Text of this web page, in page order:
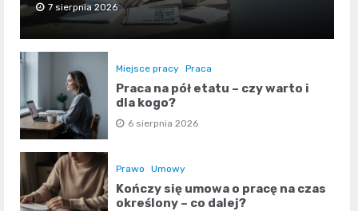
7 sierpnia 2026
Miejsce pracy Praca
Praca na pół etatu – czy warto i
dla kogo?
6 sierpnia 2026
Prawo Umowy
Kończy się umowa o pracę na czas
określony – co dalej?